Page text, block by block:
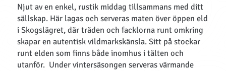
Njut av en enkel, rustik middag tillsammans med ditt
sällskap. Här lagas och serveras maten över öppen eld
i Skogslägret, där träden och facklorna runt omkring
skapar en autentisk vildmarkskänsla. Sitt på stockar
runt elden som finns både inomhus i tälten och
utanför. Under vintersäsongen serveras värmande